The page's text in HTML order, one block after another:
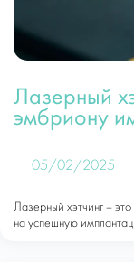
Лазерный
эмбриону
05/02/2025
Лазерный хэтчинг –
на успешную